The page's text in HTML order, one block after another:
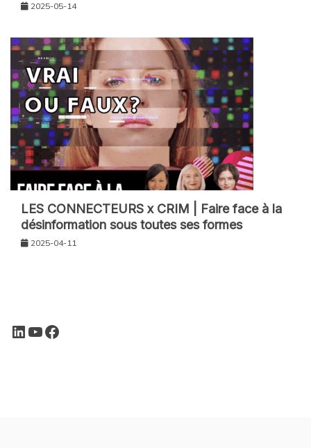
2025-05-14
LES CONNECTEURS x CRIM | Faire face à la
désinformation sous toutes ses formes
2025-04-11